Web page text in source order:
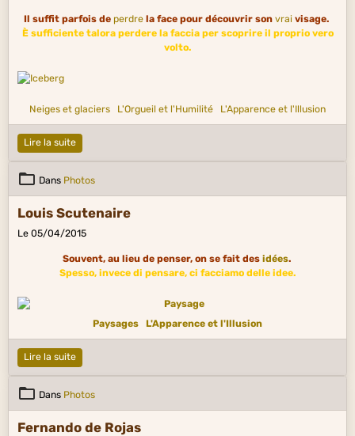
Il suffit parfois de perdre la face pour découvrir son vrai visage.
È sufficiente talora perdere la faccia per scoprire il proprio vero
volto.
Neiges et glaciers L'Orgueil et l'Humilité L'Apparence et l'Illusion
Lire la suite
Dans Photos
Louis Scutenaire
Le 05/04/2015
Souvent, au lieu de penser, on se fait des idées.
Spesso, invece di pensare, ci facciamo delle idee.
Paysages L'Apparence et l'Illusion
Lire la suite
Dans Photos
Fernando de Rojas